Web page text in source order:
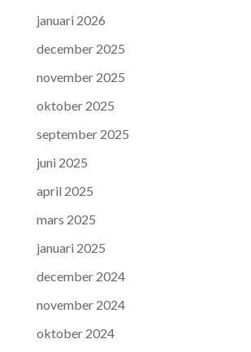
januari 2026
december 2025
november 2025
oktober 2025
september 2025
juni 2025
april 2025
mars 2025
januari 2025
december 2024
november 2024
oktober 2024